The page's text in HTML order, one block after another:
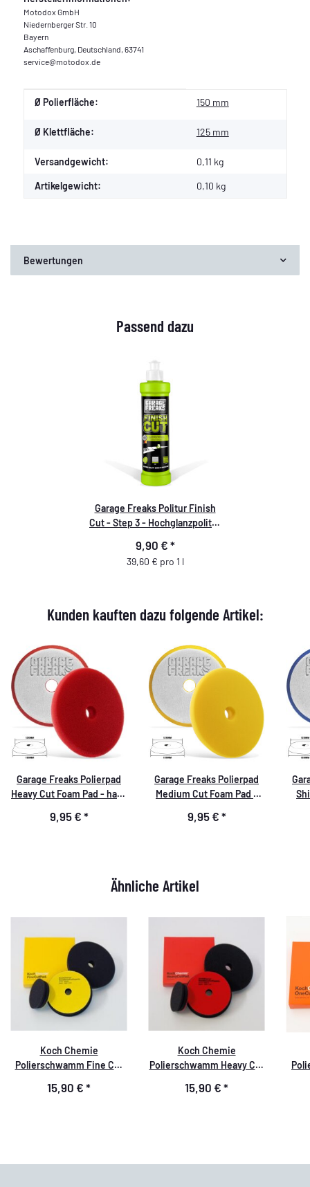
Motodox GmbH
Niedernberger Str. 10
Bayern
Aschaffenburg, Deutschland, 63741
service@motodox.de
Produkteigenschaft
Wert
Ø Polierfläche: 150 mm
Ø Klettfläche: 125 mm
Versandgewicht: 0,11 kg
Artikelgewicht: 0,10 kg
Bewertungen
Passend dazu
Garage Freaks Politur Finish
Cut - Step 3 - Hochglanzpolitur
9,90 € *
39,60 € pro 1 l
Kunden kauften dazu folgende Artikel:
Garage Freaks Polierpad
Heavy Cut Foam Pad - hart,
9,95 € *
Garage Freaks Polierpad
Medium Cut Foam Pad -
9,95 € *
Ähnliche Artikel
Koch Chemie
Polierschwamm Fine Cut
15,90 € *
Koch Chemie
Polierschwamm Heavy Cut
15,90 € *